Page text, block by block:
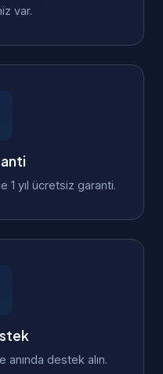
var.
1 yıl ücretsiz garanti.
destek alın.